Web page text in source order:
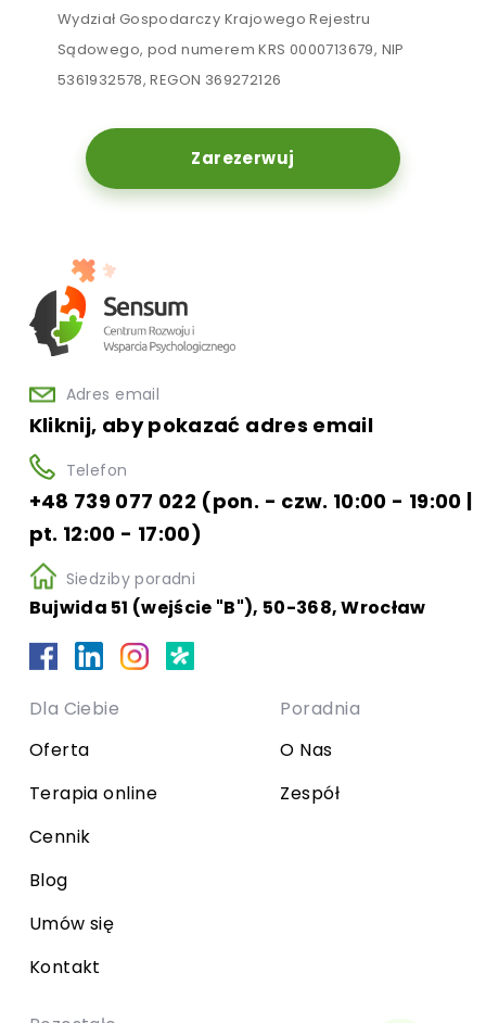
Wydział Gospodarczy Krajowego Rejestru
Sądowego, pod numerem KRS 0000713679, NIP
5361932578, REGON 369272126
Zarezerwuj
Adres email
Kliknij, aby pokazać adres email
Telefon
+48 739 077 022 (pon. - czw. 10:00 - 19:00 |
pt. 12:00 - 17:00)
Siedziby poradni
Bujwida 51 (wejście "B"), 50-368, Wrocław
Dla Ciebie
Oferta
Terapia online
Cennik
Blog
Umów się
Kontakt
Poradnia
O Nas
Zespół